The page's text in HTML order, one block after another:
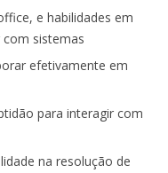
e habilidades em
sistemas
efetivamente em
para interagir com
na resolução de